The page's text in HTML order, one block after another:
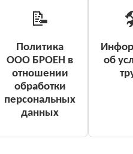
youtube
О КОМПАНИИ
ПРОДУКЦИЯ
📝
Политика
ООО БРОЕН в
отношении
обработки
персональных
данных
об